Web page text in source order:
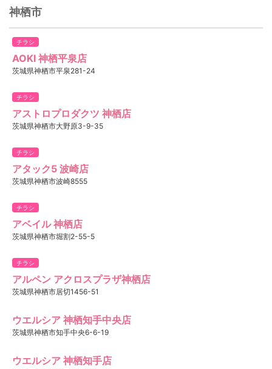
神栖市
チラシ
AOKI 神栖平泉店
茨城県神栖市平泉281-24
チラシ
アストロプロダクツ 神栖店
茨城県神栖市大野原3-9-35
チラシ
アタック5 波崎店
茨城県神栖市波崎8555
チラシ
アベイル 神栖店
茨城県神栖市堀割2-55-5
チラシ
アルペン アクロスプラザ神栖店
茨城県神栖市居切1456-51
ウエルシア 神栖知手中央店
茨城県神栖市知手中央6-6-19
ウエルシア 神栖知手店